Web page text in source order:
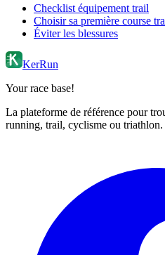
Checklist équipement trail
Choisir sa première course
Éviter les blessures
KerRun
Your race base!
La plateforme de référence pour
running, trail, cyclisme ou triathlon.